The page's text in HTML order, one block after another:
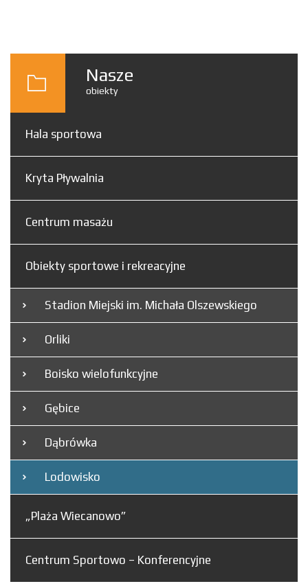
Nasze
obiekty
Hala sportowa
Kryta Pływalnia
Centrum masażu
Obiekty sportowe i rekreacyjne
Stadion Miejski im. Michała Olszewskiego
Orliki
Boisko wielofunkcyjne
Gębice
Dąbrówka
Lodowisko
„Plaża Wiecanowo”
Centrum Sportowo – Konferencyjne